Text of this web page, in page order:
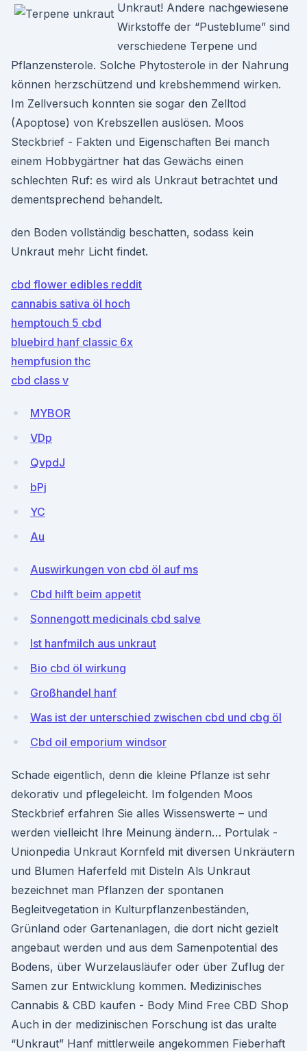
Unkraut! Andere nachgewiesene
Wirkstoffe der “Pusteblume” sind
verschiedene Terpene und
Pflanzensterole. Solche Phytosterole in der Nahrung
können herzschützend und krebshemmend wirken.
Im Zellversuch konnten sie sogar den Zelltod
(Apoptose) von Krebszellen auslösen. Moos
Steckbrief - Fakten und Eigenschaften Bei manch
einem Hobbygärtner hat das Gewächs einen
schlechten Ruf: es wird als Unkraut betrachtet und
dementsprechend behandelt.
den Boden vollständig beschatten, sodass kein
Unkraut mehr Licht findet.
cbd flower edibles reddit
cannabis sativa öl hoch
hemptouch 5 cbd
bluebird hanf classic 6x
hempfusion thc
cbd class v
MYBOR
VDp
QvpdJ
bPj
YC
Au
Auswirkungen von cbd öl auf ms
Cbd hilft beim appetit
Sonnengott medicinals cbd salve
Ist hanfmilch aus unkraut
Bio cbd öl wirkung
Großhandel hanf
Was ist der unterschied zwischen cbd und cbg öl
Cbd oil emporium windsor
Schade eigentlich, denn die kleine Pflanze ist sehr
dekorativ und pflegeleicht. Im folgenden Moos
Steckbrief erfahren Sie alles Wissenswerte – und
werden vielleicht Ihre Meinung ändern… Portulak -
Unionpedia Unkraut Kornfeld mit diversen Unkräutern
und Blumen Haferfeld mit Disteln Als Unkraut
bezeichnet man Pflanzen der spontanen
Begleitvegetation in Kulturpflanzenbeständen,
Grünland oder Gartenanlagen, die dort nicht gezielt
angebaut werden und aus dem Samenpotential des
Bodens, über Wurzelausläufer oder über Zuflug der
Samen zur Entwicklung kommen. Medizinisches
Cannabis & CBD kaufen - Body Mind Free CBD Shop
Auch in der medizinischen Forschung ist das uralte
“Unkraut” Hanf mittlerweile angekommen Fieberhaft